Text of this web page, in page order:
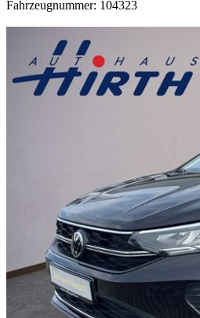
Fahrzeugnummer: 104323